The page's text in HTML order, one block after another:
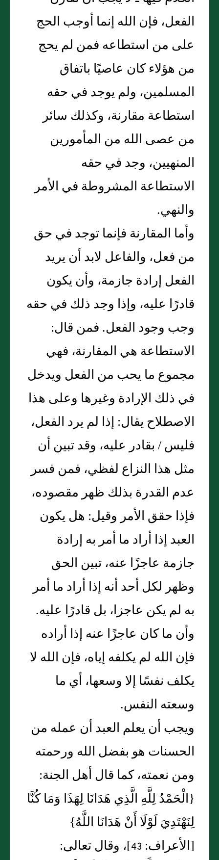
الفعل، فإن الله إنما أوجب الحج
على من استطاعه فمن لم يحج
من هؤلاء كان عاصيًا باتفاق
المسلمين، ولم يوجد في حقه
استطاعة مقارنة، وكذلك سائر
من عصى الله من المأمورين
المنهيين، وجد في حقه
الاستطاعة المشروطة في الأمر
والنهي‏.‏
وأما المقارنة فإنما توجد في حق
من فعل، والفاعل لابد أن يريد
الفعل إرادة جازمة، وأن يكون
قادرًا عليه، وإذا وجد ذلك في حقه
وجب وجود الفعل‏.‏ فمن قال‏:‏
الاستطاعة هي المقارنة، فهي
مجموع ما يحب من الفعل ويدخل
في ذلك الإرادة وغيرها وعلى هذا
الاصطلاح يقال‏:‏ إذا لم يرد الفعل،
فليس / بقادر عليه، وقد تبين أن
مثل هذا النزاع لفظي، فمن فسر
عدم القدرة بذلك ظهر مقصوده،
فإذا حقق الأمر وقيل‏:‏ هل يكون
العبد إذا أراد ما أمر به إرادة
جازمة عاجزًا عنه، تبين الحق
وظهر لكل أحد أنه إذا أراد ما أمر
به لم يكن عاجزا، بل قادرًا عليه‏.‏
وأن ما كان عاجزًا عنه إذا أراده
فإن الله لم يكلفه إياه، فإن الله لا
يكلف نفسًا إلا وسعها، أي ما
وسعته النفس‏.‏
ويجب أن يعلم العبد أن عمله من
الحسنات هو بفضل الله ورحمته
ومن نعمته، كما قال أهل الجنة‏:‏
‏{‏الْحَمْدُ لِلَّهِ الَّذِي هَدَانَا لِهَذَا وَمَا كُنَّا
لِنَهْتَدِيَ لَوْلَا أَنْ هَدَانَا اللَّهُ‏}‏
‏[‏الأعراف‏:‏ 43‏]‏، وقال تعالى‏:‏